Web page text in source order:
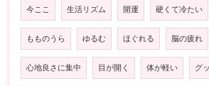
今ここ 生活リズム 開運 硬くて冷たい
もものうら ゆるむ ほぐれる 脳の疲れ
心地良さに集中 目が開く 体が軽い グ